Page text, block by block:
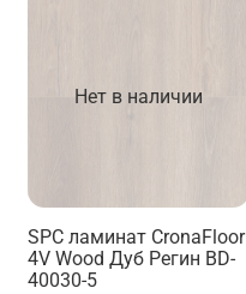
Нет в наличии
SPC ламинат CronaFloor
4V Wood Дуб Регин BD-
40030-5